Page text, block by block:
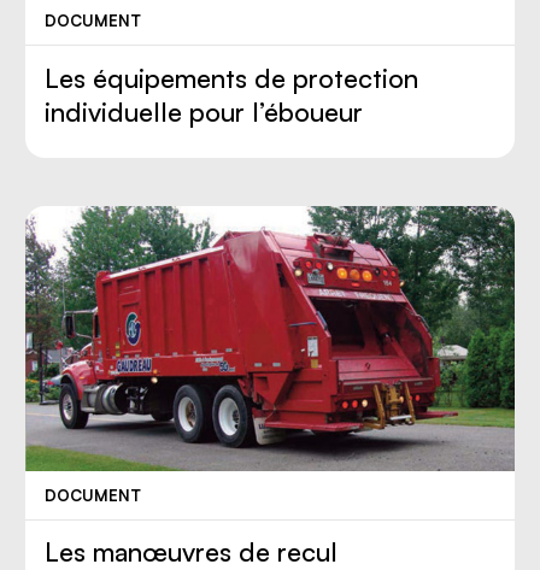
DOCUMENT
Les équipements de protection
individuelle pour l’éboueur
DOCUMENT
Les manœuvres de recul